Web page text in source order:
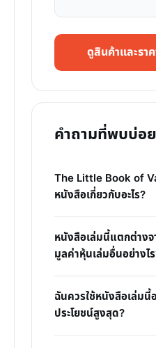
ดูสินค้าและร
คำถามที่พบบ่อย
The Little Book of
หนังสือเกี่ยวกับอะไร?
หนังสือเล่มนี้แตกต่างจ
มูลค่าหุ้นเล่มอื่นอย่างไ
ฉันควรใช้หนังสือเล่มนี้
ประโยชน์สูงสุด?